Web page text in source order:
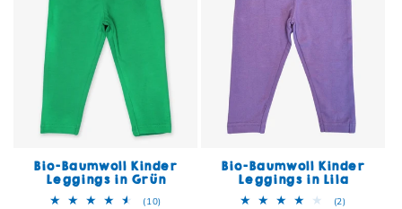
Bio-Baumwoll Kinder
Leggings in Grün
(10) 10 Bewertungen insgesamt
Bio-Baumwoll Kinder
Leggings in Lila
(2)2